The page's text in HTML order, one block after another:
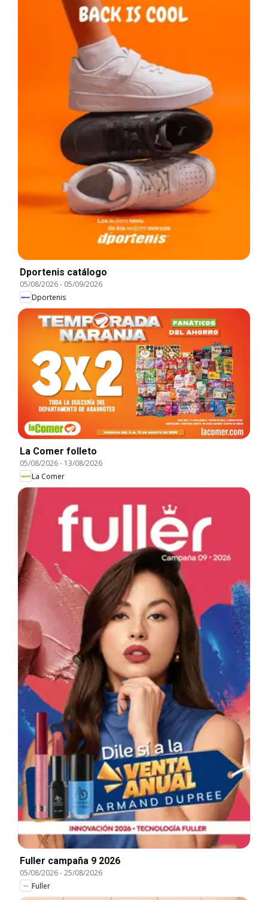
Dportenis catálogo
05/08/2026- 05/09/2026
Dportenis
La Comer folleto
05/08/2026- 13/08/2026
La Comer
Fuller campaña 9 2026
05/08/2026-25/08/2026
Fuller